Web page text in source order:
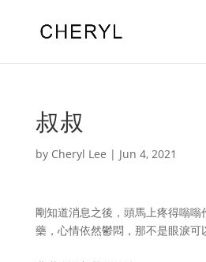
叔叔
by Cheryl Lee | Jun 4, 2021
剛知道消息之後，頭馬上疼得嗡
藥，心情依然鬱悶，那不是眼淚可